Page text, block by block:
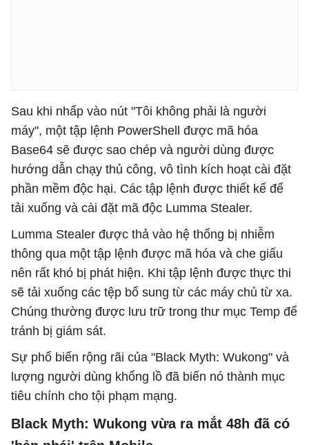
​Sau khi nhấp vào nút "Tôi không phải là người
máy", một tập lệnh PowerShell được mã hóa
Base64 sẽ được sao chép và người dùng được
hướng dẫn chạy thủ công, vô tình kích hoạt cài đặt
phần mềm độc hại. Các tập lệnh được thiết kế để
tải xuống và cài đặt mã độc Lumma Stealer.
Lumma Stealer được thả vào hệ thống bị nhiễm
thông qua một tập lệnh được mã hóa và che giấu
nên rất khó bị phát hiện. Khi tập lệnh được thực thi
sẽ tải xuống các tệp bổ sung từ các máy chủ từ xa.
Chúng thường được lưu trữ trong thư mục Temp để
tránh bị giám sát.
Sự phổ biến rộng rãi của "Black Myth: Wukong" và
lượng người dùng khổng lồ đã biến nó thành mục
tiêu chính cho tội phạm mạng.
Black Myth: Wukong vừa ra mắt 48h đã có